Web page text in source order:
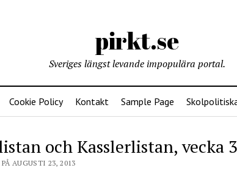
pirkt.se
Sveriges längst levande impopulära portal.
Cookie Policy Kontakt Sample Page
och Kasslerlistan, vecka
AUGUSTI 23, 2013